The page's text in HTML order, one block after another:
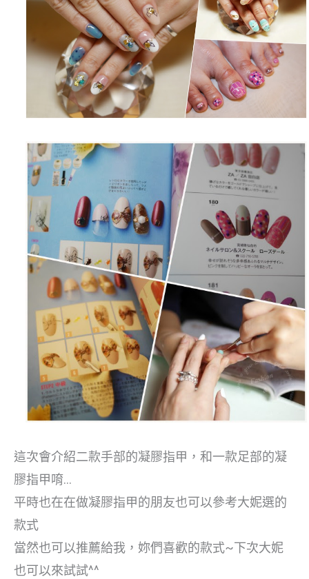
這次會介紹二款手部的凝膠指甲，和一款足部的凝
膠指甲唷…
平時也在在做凝膠指甲的朋友也可以參考大妮選的
款式
當然也可以推薦給我，妳們喜歡的款式~下次大妮
也可以來試試^^